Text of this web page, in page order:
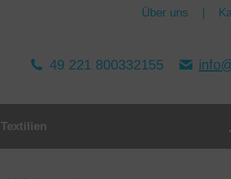
Über uns |
49 221 800332155
Textilien